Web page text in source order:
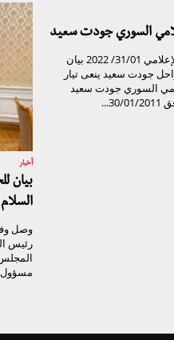
السوري جودت سعيد
تيار الغد السوري المكتب الإعلامي 31/01/ 2022 بيان
جودت سعيد ينعى تيار
السوري جودت سعيد
أخبار
بيان
وصل
رئيس
مسؤول